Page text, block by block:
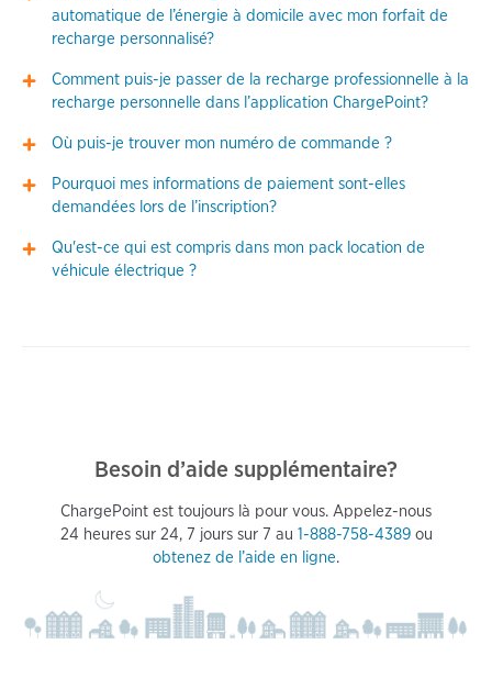
automatique de l’énergie à domicile avec mon forfait de
recharge personnalisé?
Comment puis-je passer de la recharge professionnelle à la
recharge personnelle dans l’application ChargePoint?
Où puis-je trouver mon numéro de commande ?
Pourquoi mes informations de paiement sont-elles
demandées lors de l’inscription?
Qu'est-ce qui est compris dans mon pack location de
véhicule électrique ?
Besoin d’aide supplémentaire?
ChargePoint est toujours là pour vous. Appelez-nous
24 heures sur 24, 7 jours sur 7 au 1-888-758-4389ou
obtenez de l’aide en ligne.